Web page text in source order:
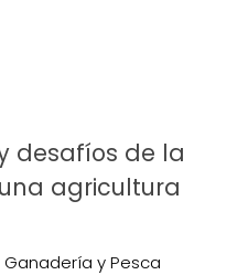
desafíos de la
agricultura
y Pesca